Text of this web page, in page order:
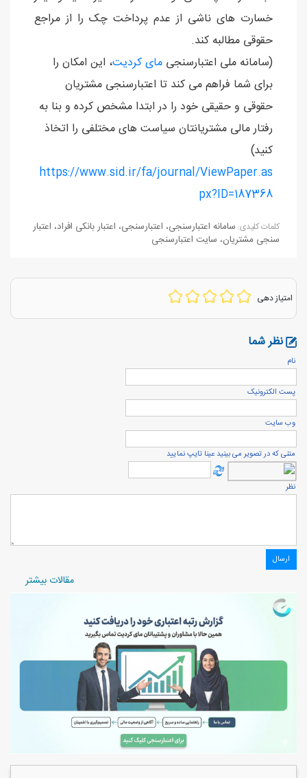
خسارت های ناشی از عدم پرداخت چک را از مراجع
حقوقی مطالبه کند.
(سامانه ملی اعتبارسنجی مای کردیت، این امکان را
برای شما فراهم می کند تا اعتبارسنجی مشتریان
حقوقی و حقیقی خود را در ابتدا مشخص کرده و بنا به
رفتار مالی مشتریانتان سیاست های مختلفی را اتخاذ
کنید)
https://www.sid.ir/fa/journal/ViewPaper.as
px?ID=187368
كلمات كليدی: سامانه اعتبارسنجی، اعتبارسنجی، اعتبار بانکی افراد، اعتبار
سنجی مشتریان، سایت اعتبارسنجی
امتیاز دهی
نظر شما
نام
پست الكترونيک
وب سایت
متنی که در تصویر می بینید عینا تایپ نمایید
نظر
مقالات بیشتر